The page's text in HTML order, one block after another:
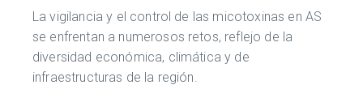
La vigilancia y el control de las micotoxinas en AS
se enfrentan a numerosos retos, reflejo de la
diversidad económica, climática y de
infraestructuras de la región.